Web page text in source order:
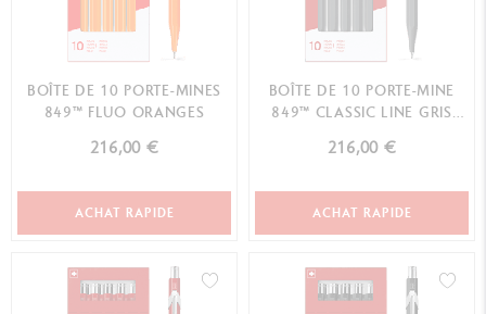
BOÎTE DE 10 PORTE-MINES
849™ FLUO ORANGES
216,00 €
ACHAT RAPIDE
BOÎTE DE 10 PORTE-MINE
849™ CLASSIC LINE GRIS
216,00 €
ACHAT RAPIDE